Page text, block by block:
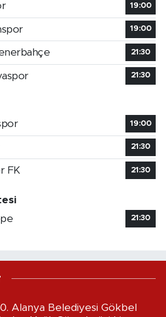
19:00
19:00
21:30
21:30
19:00
21:30
FK 21:30
21:30
Alanya Belediyesi Gökbel